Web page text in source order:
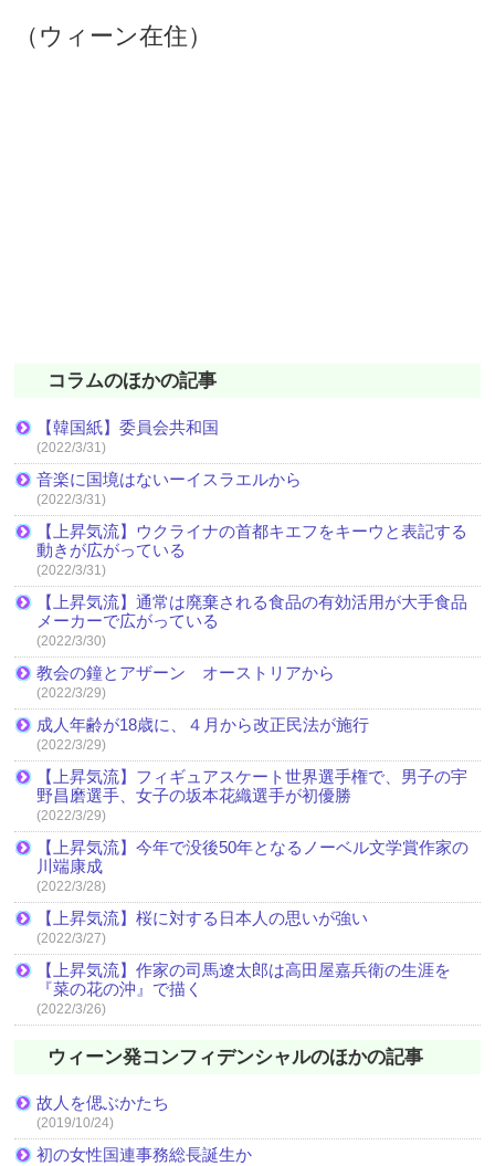
（ウィーン在住）
コラムのほかの記事
【韓国紙】委員会共和国
(2022/3/31)
音楽に国境はないーイスラエルから
(2022/3/31)
【上昇気流】ウクライナの首都キエフをキーウと表記する
動きが広がっている
(2022/3/31)
【上昇気流】通常は廃棄される食品の有効活用が大手食品
メーカーで広がっている
(2022/3/30)
教会の鐘とアザーン オーストリアから
(2022/3/29)
成人年齢が18歳に、４月から改正民法が施行
(2022/3/29)
【上昇気流】フィギュアスケート世界選手権で、男子の宇
野昌磨選手、女子の坂本花織選手が初優勝
(2022/3/29)
【上昇気流】今年で没後50年となるノーベル文学賞作家の
川端康成
(2022/3/28)
【上昇気流】桜に対する日本人の思いが強い
(2022/3/27)
【上昇気流】作家の司馬遼太郎は高田屋嘉兵衛の生涯を
『菜の花の沖』で描く
(2022/3/26)
ウィーン発コンフィデンシャルのほかの記事
故人を偲ぶかたち
(2019/10/24)
初の女性国連事務総長誕生か